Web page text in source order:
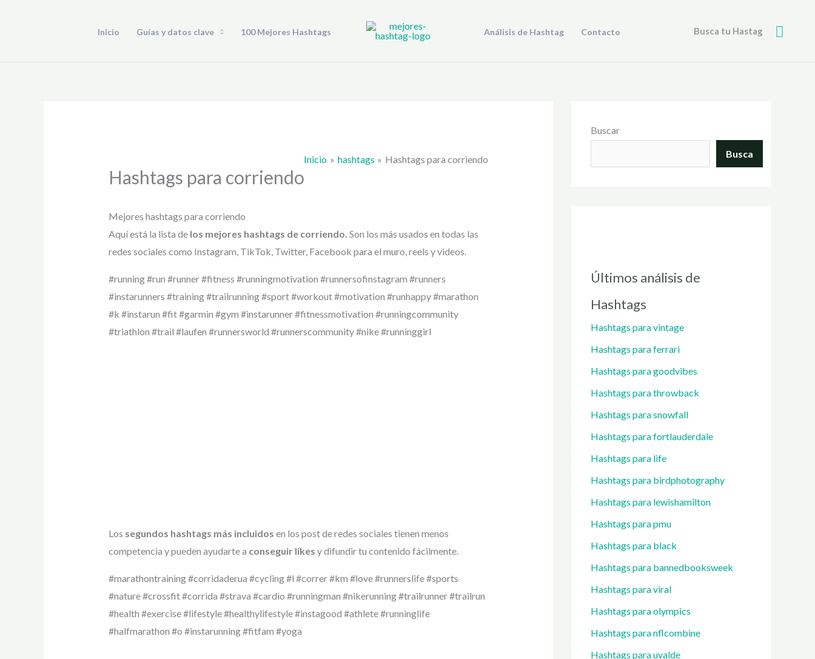
Inicio Guías y datos clave 100 Mejores Hashtags Análisis de Hashtag Contacto Busca tu Hastag
Inicio hashtags Hashtags para corriendo
Hashtags para corriendo
Mejores hashtags para corriendo
Aquí está la lista de los mejores hashtags de corriendo. Son los más usados en todas las
redes sociales como Instagram, TikTok, Twitter, Facebook para el muro, reels y videos.
#running #run #runner #fitness #runningmotivation #runnersofinstagram #runners
#instarunners #training #trailrunning #sport #workout #motivation #runhappy #marathon
#k #instarun #fit #garmin #gym #instarunner #fitnessmotivation #runningcommunity
#triathlon #trail #laufen #runnersworld #runnerscommunity #nike #runninggirl
Los segundos hashtags más incluidos en los post de redes sociales tienen menos
competencia y pueden ayudarte a conseguir likes y difundir tu contenido fácilmente.
#marathontraining #corridaderua #cycling #l #correr #km #love #runnerslife #sports
#nature #crossfit #corrida #strava #cardio #runningman #nikerunning #trailrunner #trailrun
#health #exercise #lifestyle #healthylifestyle #instagood #athlete #runninglife
#halfmarathon #o #instarunning #fitfam #yoga
Buscar
Busca
Últimos análisis de
Hashtags
Hashtags para vintage
Hashtags para ferrari
Hashtags para goodvibes
Hashtags para throwback
Hashtags para snowfall
Hashtags para fortlauderdale
Hashtags para life
Hashtags para birdphotography
Hashtags para lewishamilton
Hashtags para pmu
Hashtags para black
Hashtags para bannedbooksweek
Hashtags para viral
Hashtags para olympics
Hashtags para nflcombine
Hashtags para uvalde